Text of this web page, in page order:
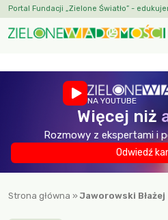
Portal Fundacji „Zielone Światło” -
NA YOUTUBE
Więcej niż
Rozmowy z ekspertami i
Odwiedź
Strona główna »Jaworowski Błażej